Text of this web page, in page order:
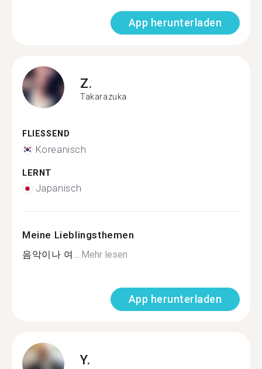
App herunterladen
Z.
Takarazuka
FLIESSEND
Koreanisch
LERNT
Japanisch
Meine Lieblingsthemen
음악이나 여...Mehr lesen
App herunterladen
Y.